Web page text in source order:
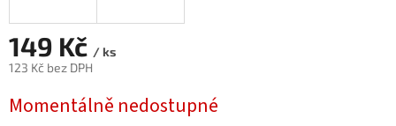
149 Kč / ks
123 Kč bez DPH
cena:
Momentálně nedostupné